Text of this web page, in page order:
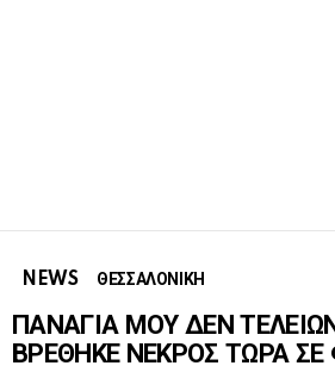
NEWS ΘΕΣΣΑΛΟΝΙΚΗ
ΠΑΝΑΓΙΑ ΜΟΥ ΔΕΝ
ΒΡΕΘΗΚΕ ΝΕΚΡΟΣ ΤΩΡΑ ΣΕ